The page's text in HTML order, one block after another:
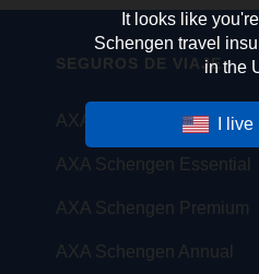
It looks like
Schengen travel
in the
I
SEGUROS DE VIAJE
AXA Schengen Basic
AXA Schengen Essential
AXA Schengen Premium
AXA Schengen Annual